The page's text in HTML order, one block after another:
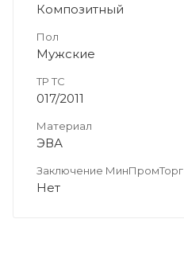
Композитный
Пол
Мужские
ТР ТС
017/2011
Материал
ЭВА
Заключение МинПромТорг
Нет